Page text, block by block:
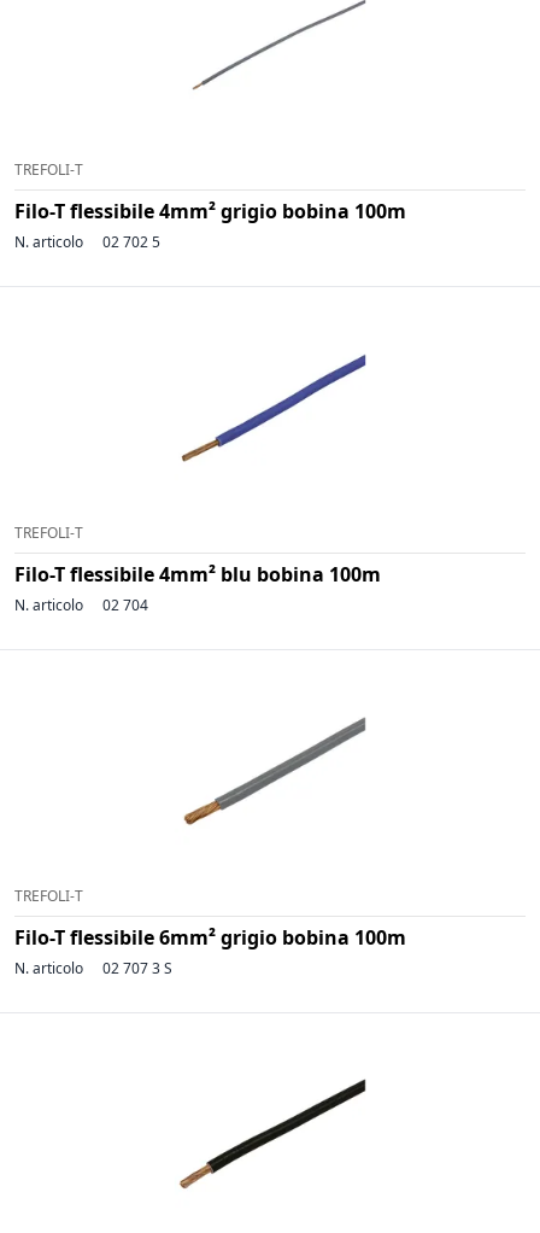
TREFOLI-T
Filo-T flessibile 4mm² grigio bobina 100m
N. articolo 02 702 5
TREFOLI-T
Filo-T flessibile 4mm² blu bobina 100m
N. articolo 02 704
TREFOLI-T
Filo-T flessibile 6mm² grigio bobina 100m
N. articolo 02 707 3 S